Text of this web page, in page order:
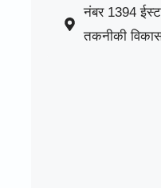
नंबर 1394
तकनीकी